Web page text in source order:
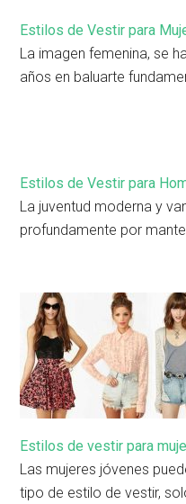
Estilos de Vestir para
La imagen femenina, se
años en baluarte
Estilos de Vestir para
La juventud moderna y
profundamente por
Estilos de vestir para
Las mujeres jóvenes
tipo de estilo de vestir,